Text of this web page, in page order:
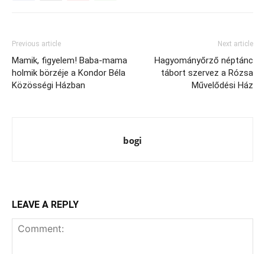
Previous article
Mamik, figyelem! Baba-mama
holmik börzéje a Kondor Béla
Közösségi Házban
Next article
Hagyományőrző néptánc
tábort szervez a Rózsa
Művelődési Ház
bogi
LEAVE A REPLY